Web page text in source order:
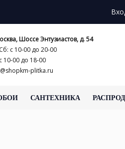
Шоссе Энтузиастов, д. 54
с 10-00 до 20-00
10-00 до 18-00
plitka.ru
САНТЕХНИКА